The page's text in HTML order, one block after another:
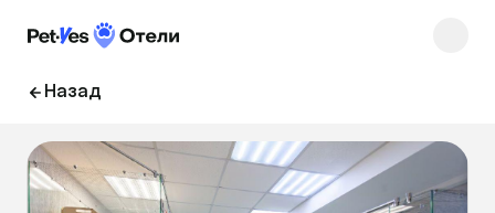
Назад